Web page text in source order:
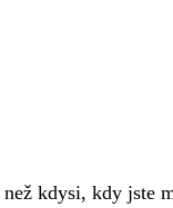
kdysi, kdy jste